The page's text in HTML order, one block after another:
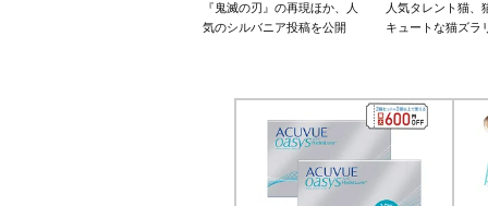
『鬼滅の刃』の再現ほか、人
気のシルバニア投稿を公開
人気タレント猫
キュートな猫ズラ